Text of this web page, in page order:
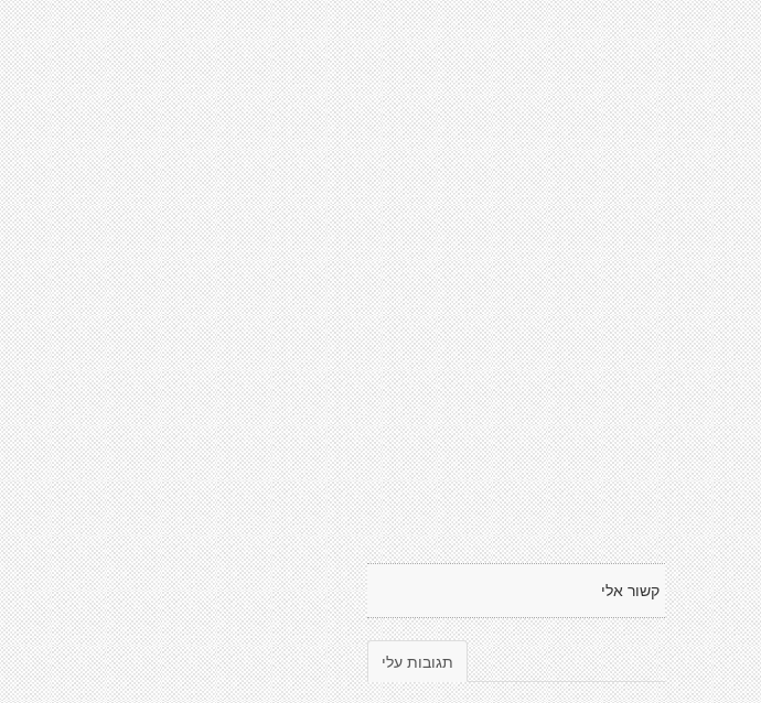
קשור אלי
תגובות עלי